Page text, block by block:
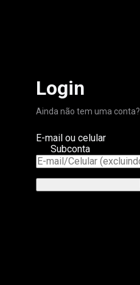
Login
Ainda não tem uma conta?
E-mail ou celular
Subconta